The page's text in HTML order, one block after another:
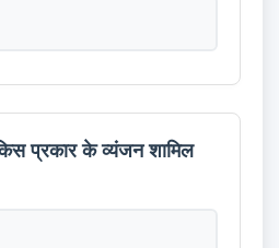
प्रकार के व्यंजन शामिल